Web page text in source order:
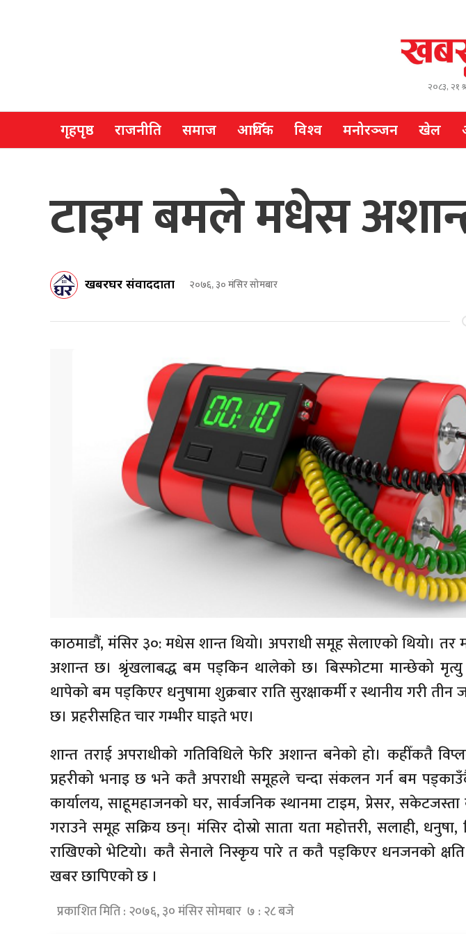
२०८३, २१
गृहपृष्ठ राजनीति समाज आर्थिक विश्व मनोरञ्जन खेल
टाइम बमले मधेस
खबरघर संवाददाता २०७६, ३० मंसिर सोमबार
काठमाडौं, मंसिर ३०: मधेस शान्त थियो। अपराधी समूह सेलाएको थियो। तर
अशान्त छ। श्रृंखलाबद्ध बम पड्किन थालेको छ। बिस्फोटमा मान्छेको
थापेको बम पड्किएर धनुषामा शुक्रबार राति सुरक्षाकर्मी र स्थानीय गरी
छ। प्रहरीसहित चार गम्भीर घाइते भए।
शान्त तराई अपराधीको गतिविधिले फेरि अशान्त बनेको हो। कहीँकतै
प्रहरीको भनाइ छ भने कतै अपराधी समूहले चन्दा संकलन गर्न बम
कार्यालय, साहूमहाजनको घर, सार्वजनिक स्थानमा टाइम, प्रेसर, सकेटजस्ता
गराउने समूह सक्रिय छन्। मंसिर दोस्रो साता यता महोत्तरी, सलाही,
राखिएको भेटियो। कतै सेनाले निस्कृय पारे त कतै पड्किएर धनजनको क्षति
खबर छापिएकाे छ ।
प्रकाशित मिति : २०७६, ३० मंसिर सोमबार ७ : २८ बजे